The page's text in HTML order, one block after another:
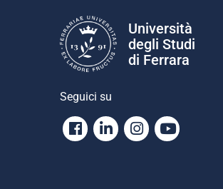
Università
degli Studi
di Ferrara
Seguici su
Facebook
LinkedinInstagram
Youtube